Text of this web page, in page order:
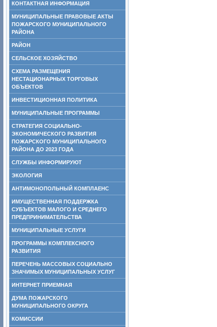
КОНТАКТНАЯ ИНФОРМАЦИЯ
МУНИЦИПАЛЬНЫЕ ПРАВОВЫЕ АКТЫ
ПОЖАРСКОГО МУНИЦИПАЛЬНОГО
РАЙОНА
РАЙОН
СЕЛЬСКОЕ ХОЗЯЙСТВО
СХЕМА РАЗМЕЩЕНИЯ
НЕСТАЦИОНАРНЫХ ТОРГОВЫХ
ОБЪЕКТОВ
ИНВЕСТИЦИОННАЯ ПОЛИТИКА
МУНИЦИПАЛЬНЫЕ ПРОГРАММЫ
СТРАТЕГИЯ СОЦИАЛЬНО-
ЭКОНОМИЧЕСКОГО РАЗВИТИЯ
ПОЖАРСКОГО МУНИЦИПАЛЬНОГО
РАЙОНА ДО 2023 ГОДА
СЛУЖБЫ ИНФОРМИРУЮТ
ЭКОЛОГИЯ
АНТИМОНОПОЛЬНЫЙ КОМПЛАЕНС
ИМУЩЕСТВЕННАЯ ПОДДЕРЖКА
СУБЪЕКТОВ МАЛОГО И СРЕДНЕГО
ПРЕДПРИНИМАТЕЛЬСТВА
МУНИЦИПАЛЬНЫЕ УСЛУГИ
ПРОГРАММЫ КОМПЛЕКСНОГО
РАЗВИТИЯ
ПЕРЕЧЕНЬ МАССОВЫХ СОЦИАЛЬНО
ЗНАЧИМЫХ МУНИЦИПАЛЬНЫХ УСЛУГ
ИНТЕРНЕТ ПРИЕМНАЯ
ДУМА ПОЖАРСКОГО
МУНИЦИПАЛЬНОГО ОКРУГА
КОМИССИИ